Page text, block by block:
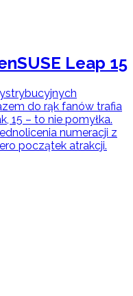
Leap 15
do rąk fanów trafia
15 – to nie pomyłka.
numeracji z
początek atrakcji.